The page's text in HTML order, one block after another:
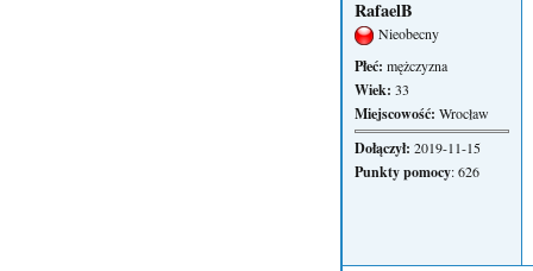
RafaelB
Nieobecny
Płeć: mężczyzna
Wiek: 33
Miejscowość: Wrocław
Dołączył: 2019-11-15
Punkty pomocy: 626